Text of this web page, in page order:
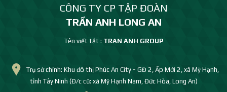
CÔNG TY CP TẬP ĐOÀN
TRẦN ANH LONG AN
Tên viết tắt : TRAN ANH GROUP
Trụ sở chính: Khu đô thị Phúc An City - GĐ 2, Ấp Mới 2, xã Mỹ Hạnh,
tỉnh Tây Ninh (Đ/c cũ: xã Mỹ Hạnh Nam, Đức Hòa, Long An)